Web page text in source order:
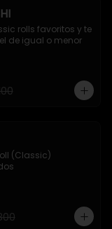
rolls favoritos y te
de igual o menor
(Classic)